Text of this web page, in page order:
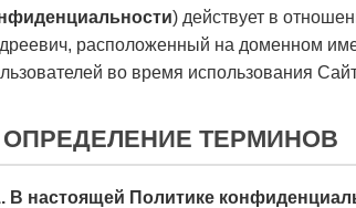
) действует в
расположенный на доменном
во время использования
ОПРЕДЕЛЕНИЕ ТЕРМИНОВ
В настоящей Политике